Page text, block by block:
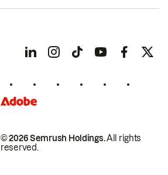
© 2026 Semrush Holdings.All rights
reserved.